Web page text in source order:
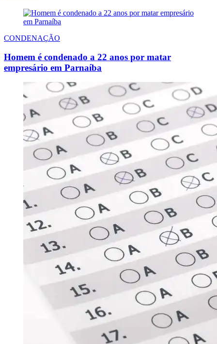
CONDENAÇÃO
Homem é condenado a 22 anos por matar
empresário em Parnaíba